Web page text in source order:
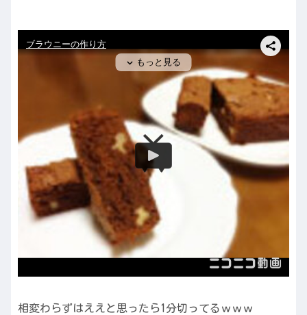
相変わらずはええと思ったら1分切ってるｗｗｗ